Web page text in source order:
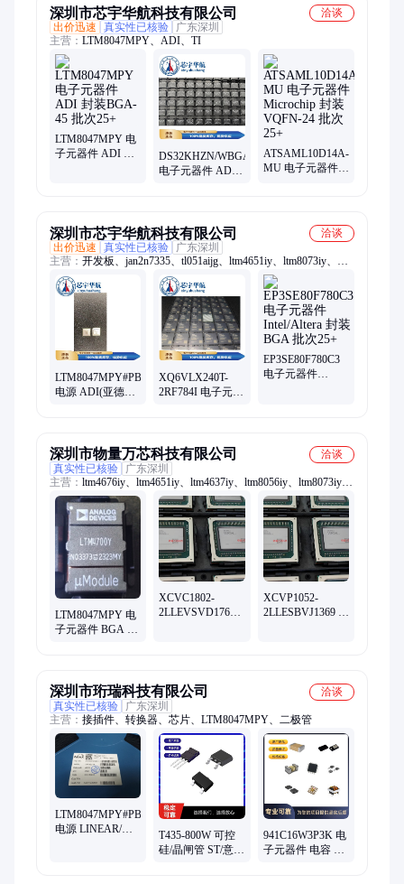
深圳市芯宇华航科技有限公司
洽谈
出价迅速
真实性已核验
广东深圳
主营： LTM8047MPY、ADI、TI
LTM8047MPY 电
子元器件 ADI 封
DS32KHZN/WBGA+T&R
电子元器件 ADI
ATSAML10D14A-
MU 电子元器件
深圳市芯宇华航科技有限公司
洽谈
出价迅速
真实性已核验
广东深圳
主营： 开发板、jan2n7335、tl051aijg、ltm4651iy、ltm8073iy、
ltm8055iy、jan1n6101、8102303ca、比较器、ds3177n+t、
snj54f04j、解码器、ds26f31mj、hv518pj-g、电源管、ina129sjd、
sn54hc86j、54ls195dm、lt1013cjg、snj54f20j、mt9173ae1、
8412902la、检测器、混频器、二极管
LTM8047MPY#PBF
电源 ADI(亚德诺)
XQ6VLX240T-
2RF784I 电子元器
EP3SE80F780C3
电子元器件
深圳市物量万芯科技有限公司
洽谈
真实性已核验
广东深圳
主营： ltm4676iy、ltm4651iy、ltm4637iy、ltm8056iy、ltm8073iy、
ltm8052iy、ltm4645iy、ltm8001iy、ltm8046iy、ltm4655iy、
ltm4661iy、ltm4639iy、ltm8025iy、ltm4653iy、ltm4681iy、
ltm4657iy、ltm4648iy、ltm8058iy、ltm4641iy、ltm8055iy、
ltm4644iy、ltm4649iy、ltm8047iy、ltm8028iy、ltm4680iy
LTM8047MPY 电
子元器件 BGA 规
XCVC1802-
2LLEVSVD1760
XCVP1052-
2LLESBVJ1369 电
深圳市珩瑞科技有限公司
洽谈
真实性已核验
广东深圳
主营： 接插件、转换器、芯片、LTM8047MPY、二极管
LTM8047MPY#PBF
电源 LINEAR/凌
T435-800W 可控
硅/晶闸管 ST/意法
941C16W3P3K 电
子元器件 电容 数